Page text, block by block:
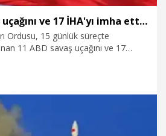
İran: 11 ABD savaş uçağını ve 17 İHA'yı imha ettik
Ordusu, 15 günlük süreçte
11 ABD savaş uçağını ve 17